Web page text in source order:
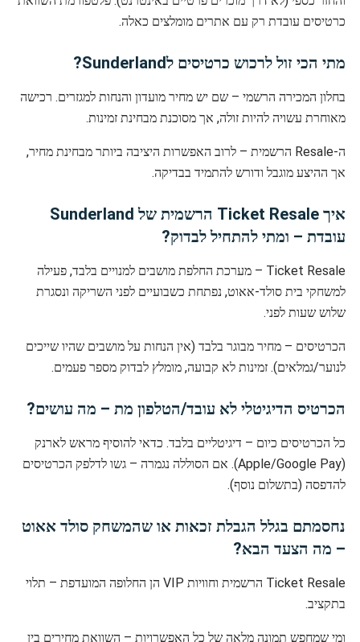
כרטיסים עובדת רק עם אתרים מומלצים כאלה.
מתי הכי זול לרכוש כרטיסים לSunderland?
בחלון המכירה הרשמי – שם יש מחיר מועדון והנחות למגזרים. רכישה
מאוחרת עשויה להיות זולה, אך מסוכנת מבחינת זמינות.
ה-Resale הרשמית – לרוב האפשרות היציבה ביותר מבחינת מחיר,
אך ההיצע מוגבל ודורש להתמיד בבדיקה.
איך Ticket Resale הרשמית של Sunderland
עובדת – ומתי להתחיל לבדוק?
Ticket Resale – מערכת החלפת מושבים למנויים בלבד, פעילה
למשחקי בית סולד-אאוט, נפתחת כשבועיים לפני השריקה ונסגרת
שלוש שעות לפני.
הכרטיסים – מחיר מבוגר בלבד (אין הנחות על מושבים שהיו שייכים
לנוער/גמלאים). זמינות לא קבועה, מומלץ לבדוק מספר פעמים.
הכרטיס הדיגיטלי לא עובד/הטלפון מת – מה עושים?
כל הכרטיסים כיום – דיגיטליים בלבד. כדאי להוסיף מראש לארנק
(Apple/Google Pay). אם הסוללה נגמרה – גשו לדלפק הכרטיסים
להדפסה (בתשלום נוסף).
נחסמתם בגלל הגבלת זכאות או שהמשחק סולד אאוט
– מה הצעד הבא?
Ticket Resale הרשמית וחוויות VIP הן החלופה המועדפת – תלוי
בתקציב.
ומי שמחפש תמונה מלאה של כל האפשרויות – השוואת מחירים בין